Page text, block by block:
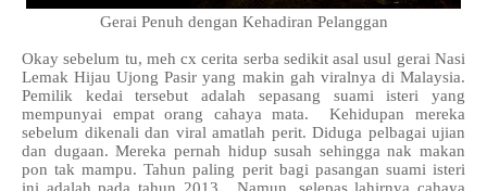
Gerai Penuh dengan Kehadiran Pelanggan
Okay sebelum tu, meh cx cerita serba sedikit asal usul gerai Nasi
Lemak Hijau Ujong Pasir yang makin gah viralnya di Malaysia.
Pemilik kedai tersebut adalah sepasang suami isteri yang
mempunyai empat orang cahaya mata. Kehidupan mereka
sebelum dikenali dan viral amatlah perit. Diduga pelbagai ujian
dan dugaan. Mereka pernah hidup susah sehingga nak makan
pon tak mampu. Tahun paling perit bagi pasangan suami isteri